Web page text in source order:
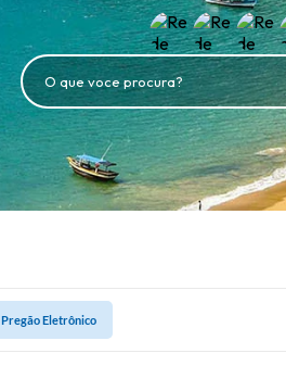
O que voce procura?
Pregão Eletrônico